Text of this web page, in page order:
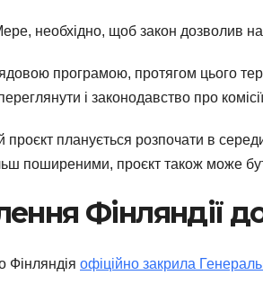
необхідно, щоб закон дозволив
програмою, протягом цього
і законодавство про
планується розпочати в
поширеними, проєкт також може
Фінляндії
Фінляндія офіційно закрила